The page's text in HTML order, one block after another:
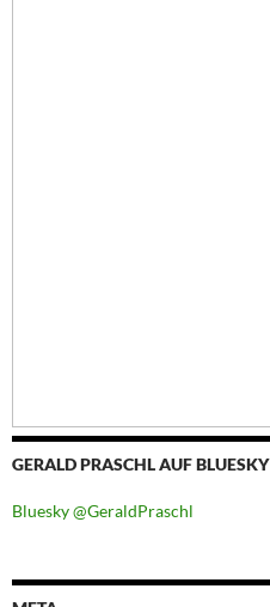
GERALD PRASCHL AUF BLUESKY
Bluesky @GeraldPraschl